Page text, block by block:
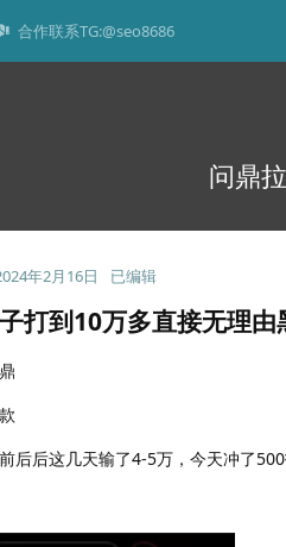
合作联系TG:@seo8686
问鼎
年2月16日 已编辑
打到10万多直接无理由
后后这几天输了4-5万，今天冲了